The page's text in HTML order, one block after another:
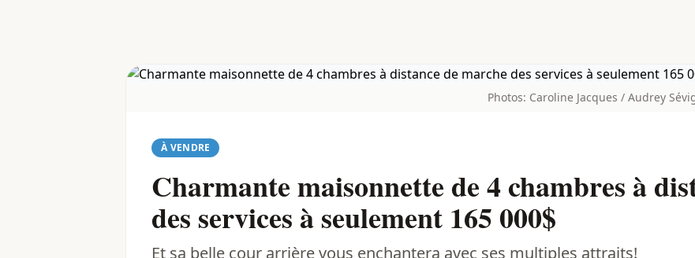
Photos: Caroline Jacques / Audrey
À VENDRE
Charmante maisonnette de 4 chambres à
des services à seulement 165 000$
Et sa belle cour arrière vous enchantera avec ses multiples attraits!